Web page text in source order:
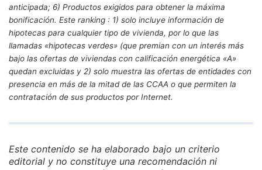
anticipada; 6) Productos exigidos para obtener la máxima
bonificación. Este ranking : 1) solo incluye información de
hipotecas para cualquier tipo de vivienda, por lo que las
llamadas «hipotecas verdes» (que premian con un interés más
bajo las ofertas de viviendas con calificación energética «A»
quedan excluidas y 2) solo muestra las ofertas de entidades con
presencia en más de la mitad de las CCAA o que permiten la
contratación de sus productos por Internet.
Este contenido se ha elaborado bajo un criterio
editorial y no constituye una recomendación ni